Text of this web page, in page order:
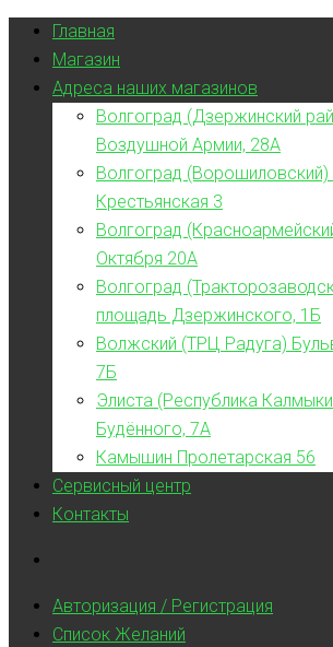
Главная
Магазин
Адреса наших магазинов
Волгоград (Дзержинский
Воздушной Армии, 28А
Волгоград
Крестьянская 3
Волгоград
Октября 20А
Волгоград
площадь Дзержинского, 1Б
Волжский (ТРЦ Радуга)
7Б
Элиста (Республика
Будённого, 7А
Камышин Пролетарская 56
Сервисный центр
Контакты
Авторизация / Регистрация
Список Желаний